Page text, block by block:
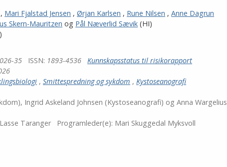
, Mari Fjalstad Jensen ,Ørjan Karlsen , Rune Nilsen ,Anne Dagrun
Skern-Mauritzen og Pål Næverlid Sævik (HI)
35 ISSN: 1893-4536
Kunnskapsstatus til risikorapport
,Smittespredning og sykdom , Kystoseanografi
Ingrid Askeland Johnsen (Kystoseanografi) og Anna Wargelius
Taranger Programleder(e): Mari Skuggedal Myksvoll